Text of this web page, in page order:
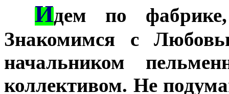
Идем по
Знакомимся с
начальником
коллективом. Не